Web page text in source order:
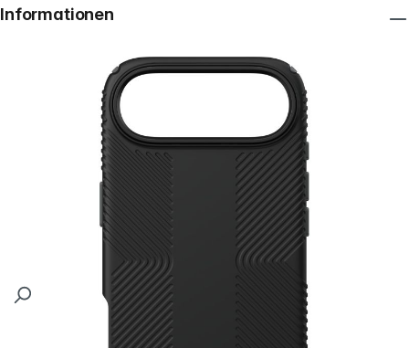
Informationen